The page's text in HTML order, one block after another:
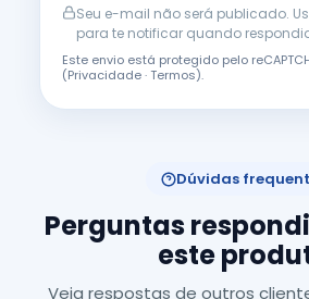
Seu e-mail não será publicado.
para te notificar quando
Este envio está protegido pelo
(Privacidade·Termos).
Dúvidas
Perguntas
este
Veja respostas de outros